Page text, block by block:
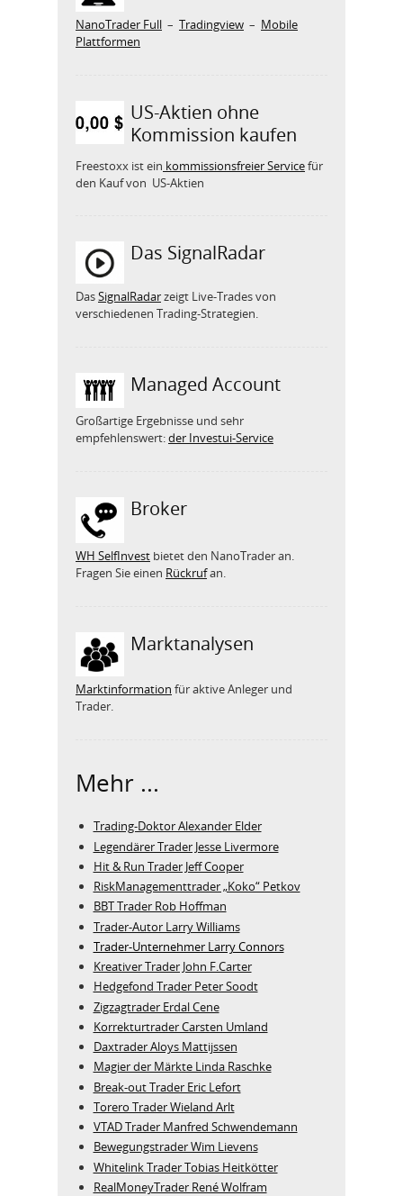
NanoTrader Full – Tradingview – Mobile
Plattformen
US-Aktien ohne
Kommission kaufen
Freestoxx ist ein kommissionsfreier Servicefür
den Kauf von US-Aktien
Das SignalRadar
DasSignalRadarzeigt Live-Trades von
verschiedenen Trading-Strategien.
Managed Account
Großartige Ergebnisse und sehr
empfehlenswert:der Investui-Service
Broker
WH SelfInvest bietet den NanoTrader an.
Fragen Sie einen Rückrufan.
Marktanalysen
Marktinformation für aktive Anleger und
Trader.
Mehr ...
Trading-Doktor Alexander Elder
Legendärer Trader Jesse Livermore
Hit & Run Trader Jeff Cooper
RiskManagementtrader „Koko“ Petkov
BBT Trader Rob Hoffman
Trader-Autor Larry Williams
Trader-Unternehmer Larry Connors
Kreativer Trader John F.Carter
Hedgefond Trader Peter Soodt
Zigzagtrader Erdal Cene
Korrekturtrader Carsten Umland
Daxtrader Aloys Mattijssen
Magier der Märkte Linda Raschke
Break-out Trader Eric Lefort
Torero Trader Wieland Arlt
VTAD Trader Manfred Schwendemann
Bewegungstrader Wim Lievens
Whitelink Trader Tobias Heitkötter
RealMoneyTrader René Wolfram